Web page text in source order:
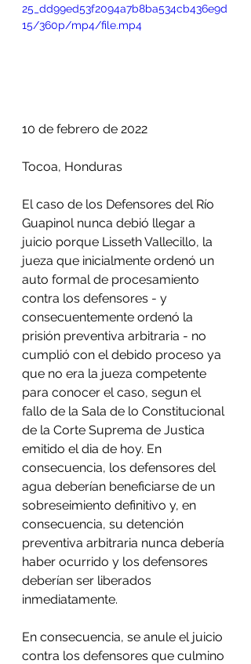
25_dd99ed53f2094a7b8ba534cb436e9d
15/360p/mp4/file.mp4
10 de febrero de 2022
Tocoa, Honduras
El caso de los Defensores del Río
Guapinol nunca debió llegar a
juicio porque Lisseth Vallecillo, la
jueza que inicialmente ordenó un
auto formal de procesamiento
contra los defensores - y
consecuentemente ordenó la
prisión preventiva arbitraria - no
cumplió con el debido proceso ya
que no era la jueza competente
para conocer el caso, segun el
fallo de la Sala de lo Constitucional
de la Corte Suprema de Justica
emitido el dia de hoy. En
consecuencia, los defensores del
agua deberían beneficiarse de un
sobreseimiento definitivo y, en
consecuencia, su detención
preventiva arbitraria nunca debería
haber ocurrido y los defensores
deberían ser liberados
inmediatamente.
En consecuencia, se anule el juicio
contra los defensores que culmino